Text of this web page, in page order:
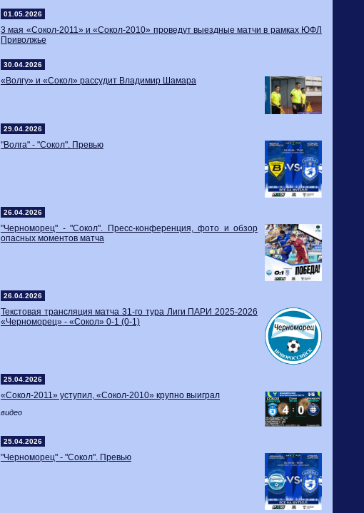
01.05.2026
3 мая «Сокол-2011» и «Сокол-2010» проведут выездные матчи в рамках ЮФЛ
Приволжье
30.04.2026
«Волгу» и «Сокол» рассудит Владимир Шамара
29.04.2026
"Волга" - "Сокол". Превью
26.04.2026
"Черноморец" - "Сокол". Пресс-конференция, фото и обзор
опасных моментов матча
26.04.2026
Текстовая трансляция матча 31-го тура Лиги ПАРИ 2025-2026
«Черноморец» - «Сокол» 0-1 (0-1)
25.04.2026
«Сокол-2011» уступил, «Сокол-2010» крупно выиграл
видео
25.04.2026
"Черноморец" - "Сокол". Превью